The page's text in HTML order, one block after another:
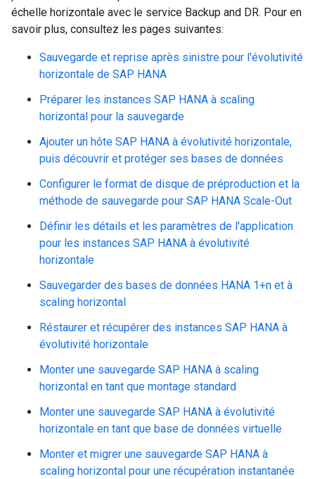
échelle horizontale avec le service Backup and DR. Pour en
savoir plus, consultez les pages suivantes:
Sauvegarde et reprise après sinistre pour l'évolutivité
horizontale de SAP HANA
Préparer les instances SAP HANA à scaling
horizontal pour la sauvegarde
Ajouter un hôte SAP HANA à évolutivité horizontale,
puis découvrir et protéger ses bases de données
Configurer le format de disque de préproduction et la
méthode de sauvegarde pour SAP HANA Scale-Out
Définir les détails et les paramètres de l'application
pour les instances SAP HANA à évolutivité
horizontale
Sauvegarder des bases de données HANA 1+n et à
scaling horizontal
Réstaurer et récupérer des instances SAP HANA à
évolutivité horizontale
Monter une sauvegarde SAP HANA à scaling
horizontal en tant que montage standard
Monter une sauvegarde SAP HANA à évolutivité
horizontale en tant que base de données virtuelle
Monter et migrer une sauvegarde SAP HANA à
scaling horizontal pour une récupération instantanée